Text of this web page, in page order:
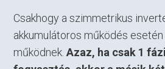
Csakhogy a szimmetrikus
akkumulátoros működés
működnek.Azaz, ha csak 1